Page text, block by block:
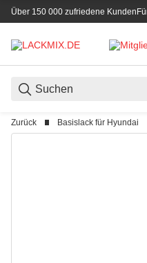
Über 150 000 zufriedene Kunden
Zurück Basislack für Hyundai